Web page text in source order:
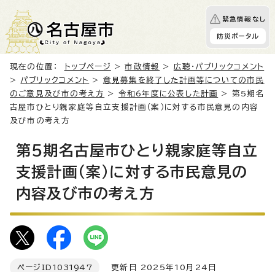
緊急情報なし
防災ポータル
現在の位置： トップページ >市政情報 > 広聴・パブリックコメント
> パブリックコメント > 意見募集を終了した計画等についての市民
のご意見及び市の考え方
> 令和6年度に公表した計画
> 第5期名
古屋市ひとり親家庭等自立支援計画（案）に対する市民意見の内容
及び市の考え方
第5期名古屋市ひとり親家庭等自立
支援計画（案）に対する市民意見の
内容及び市の考え方
ページID 1031947 更新日 2025年10月24日